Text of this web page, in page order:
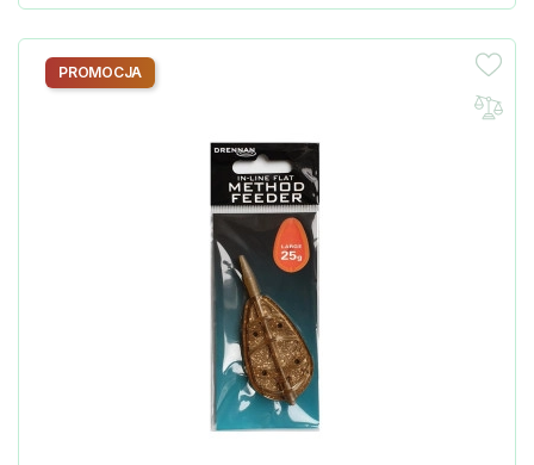
PROMOCJA